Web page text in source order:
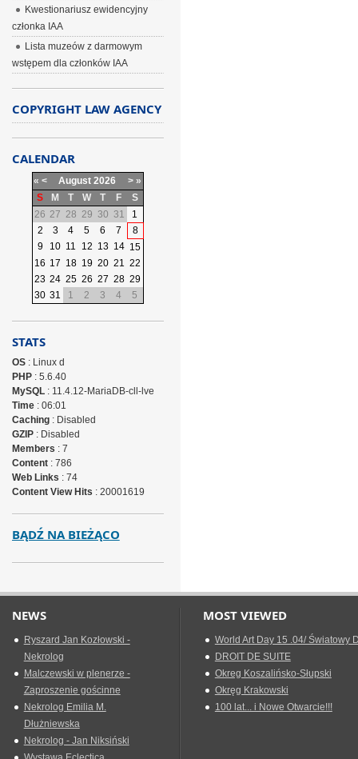
Kwestionariusz ewidencyjny
członka IAA
Lista muzeów z darmowym
wstępem dla członków IAA
COPYRIGHT LAW AGENCY
CALENDAR
« < August 2026 > »
S
M T W T F
S
26 27 28 29 30 31
1
2
3 4 5 6 7
8
9
10 11 12 13 14 15
16 17 18 19 20 21 22
23 24 25 26 27 28 29
30 31 1 2 3 4 5
STATS
OS: Linux d
PHP: 5.6.40
MySQL: 11.4.12-MariaDB-cll-lve
Time: 06:01
Caching: Disabled
GZIP: Disabled
Members : 7
Content: 786
Web Links : 74
Content View Hits : 20001619
BĄDŹ NA BIEŻĄCO
NEWS
Ryszard Jan Kozłowski -
Nekrolog
Malczewski w plenerze -
Zaproszenie gościnne
Nekrolog Emilia M.
Dłużniewska
Nekrolog - Jan Niksiński
MOST VIEWED
World Art Day 15 .04/ Światowy
DROIT DE SUITE
Okreg Koszalińsko-Słupski
Okręg Krakowski
100 lat... i Nowe Otwarcie!!!